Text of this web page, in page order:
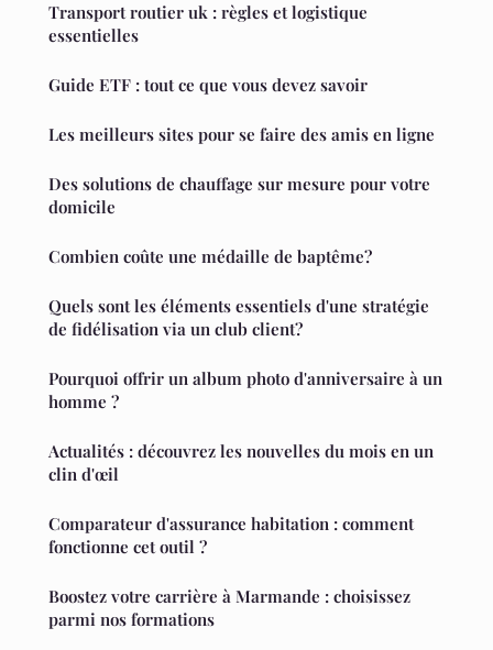
Transport routier uk : règles et logistique
essentielles
Guide ETF : tout ce que vous devez savoir
Les meilleurs sites pour se faire des amis en ligne
Des solutions de chauffage sur mesure pour votre
domicile
Combien coûte une médaille de baptême?
Quels sont les éléments essentiels d'une stratégie
de fidélisation via un club client?
Pourquoi offrir un album photo d'anniversaire à un
homme ?
Actualités : découvrez les nouvelles du mois en un
clin d'œil
Comparateur d'assurance habitation : comment
fonctionne cet outil ?
Boostez votre carrière à Marmande : choisissez
parmi nos formations